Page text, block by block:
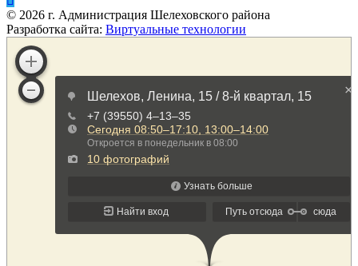
© 2026 г. Администрация Шелеховского района
Разработка сайта: Виртуальные технологии